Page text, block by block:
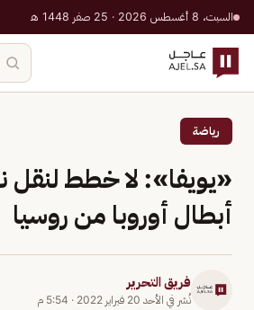
السبت، 8 أغسطس 2026 · 25 صفر 1448 هـ
رياضة
«يويفا»: لا خطط لنقل
أبطال أوروبا من روسيا
فريق التحرير
نُشر في الأحد 20 فبراير 2022 · 5:54 م